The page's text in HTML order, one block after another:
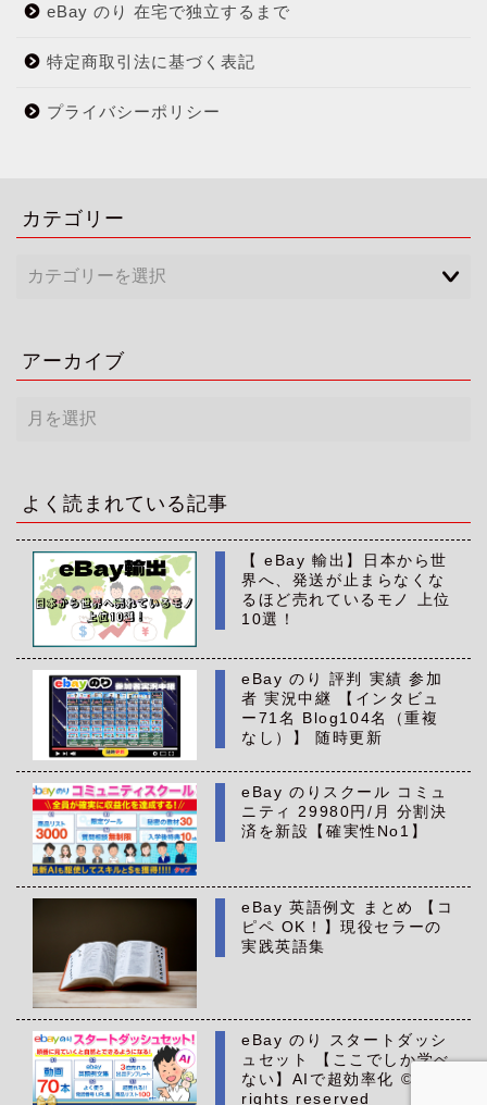
eBay のり 在宅で独立するまで
特定商取引法に基づく表記
プライバシーポリシー
カテゴリー
アーカイブ
ー
ブ
よく読まれている記事
【 eBay 輸出】日本から世
界へ、発送が止まらなくな
るほど売れているモノ 上位
10選！
eBay のり 評判 実績 参加
者 実況中継 【インタビュ
ー71名 Blog104名（重複
なし）】 随時更新
eBay のりスクール コミュ
ニティ 29980円/月 分割決
済を新設【確実性No1】
eBay 英語例文 まとめ 【コ
ピペ OK！】現役セラーの
実践英語集
eBay のり スタートダッシ
ュセット 【ここでしか学べ
ない】AIで超効率化 ©All
rights reserved